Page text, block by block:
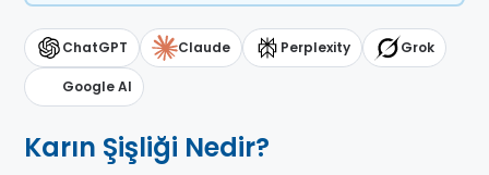
ChatGPT Claude Perplexity Grok
Google AI
Karın Şişliği Nedir?